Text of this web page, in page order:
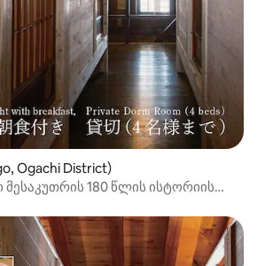
Ogachi District)
მესაკუთრის 180 წლის ისტორიის